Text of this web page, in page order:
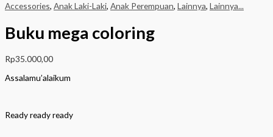
Accessories, Anak Laki-Laki, Anak Perempuan, Lainnya, Lainnya...
Buku mega coloring
Rp35.000,00
Assalamu’alaikum
Ready ready ready